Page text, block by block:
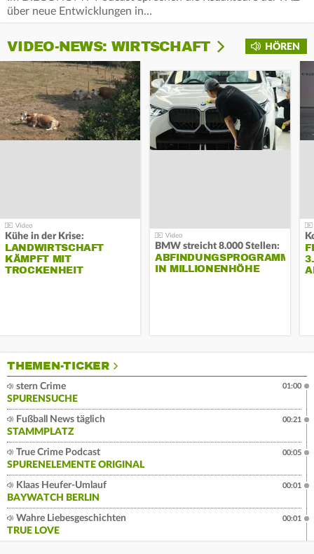
über neue Entwicklungen in…
HÖREN
VIDEO-NEWS: WIRTSCHAFT
Kühe in der Krise:
LANDWIRTSCHAFT
KÄMPFT MIT
TROCKENHEIT
BMW streicht 8.000 Stellen:
ABFINDUNGSPROGRAMM
IN MILLIONENHÖHE
THEMEN-TICKER
stern Crime
SPURENSUCHE
01:00
Fußball News täglich
STAMMPLATZ
00:21
True Crime Podcast
SPURENELEMENTE ORIGINAL
00:05
Klaas Heufer-Umlauf
BAYWATCH BERLIN
00:01
Wahre Liebesgeschichten
TRUE LOVE
00:01